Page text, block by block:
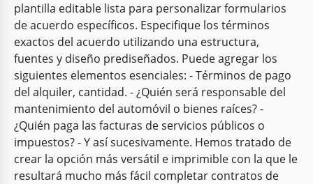
Google Docs
plantilla editable lista para personalizar formularios
de acuerdo específicos. Especifique los términos
exactos del acuerdo utilizando una estructura,
fuentes y diseño prediseñados. Puede agregar los
siguientes elementos esenciales: - Términos de pago
del alquiler, cantidad. - ¿Quién será responsable del
mantenimiento del automóvil o bienes raíces? -
¿Quién paga las facturas de servicios públicos o
impuestos? - Y así sucesivamente. Hemos tratado de
crear la opción más versátil e imprimible con la que le
resultará mucho más fácil completar contratos de